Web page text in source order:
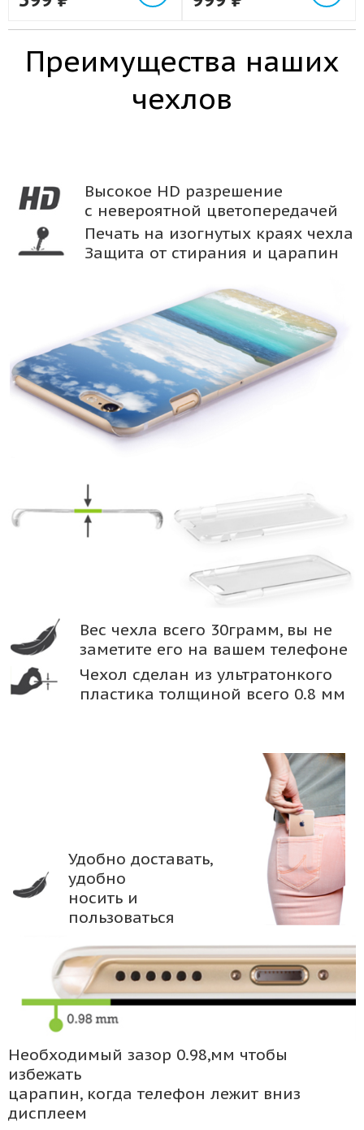
Преимущества наших
чехлов
Высокое HD разрешение
с невероятной цветопередачей
Печать на изогнутых краях чехла
Защита от стирания и царапин
Вес чехла всего 30грамм, вы не
заметите его на вашем телефоне
Чехол сделан из ультратонкого
пластика толщиной всего 0.8 мм
Удобно доставать,
удобно
носить и
пользоваться
Необходимый зазор 0.98,мм чтобы
избежать
царапин, когда телефон лежит вниз
дисплеем